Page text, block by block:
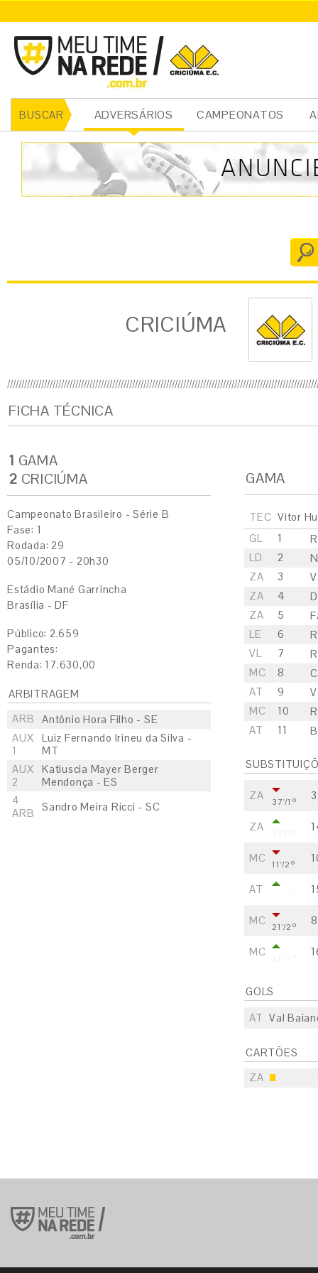
BUSCAR ADVERSÁRIOS CAMPEONATOS
CRICIÚMA
CRICIÚMA
FICHA TÉCNICA
1 GAMA
2 CRICIÚMA
Campeonato Brasileiro - Série B
Fase: 1
Rodada: 29
05/10/2007 - 20h30
Estádio Mané Garrincha
Brasília - DF
Público: 2.659
Pagantes:
Renda: 17.630,00
ARBITRAGEM
ARB
Antônio Hora Filho - SE
AUX
1
Luiz Fernando Irineu da Silva -
MT
AUX
2
Katiuscia Mayer Berger
Mendonça - ES
4
ARB
Sandro Meira Ricci - SC
GAMA
TEC Vitor
GL
1
LD
2
ZA
3
ZA
4
ZA
5
LE
6
VL
7
MC
8
AT
9
MC
10
AT
11
ZA 37'/1º 3
ZA
MC 11'/2º
AT
MC
S
21'/2º 8
MC
GOLS
AT Val
CARTÕES
ZA